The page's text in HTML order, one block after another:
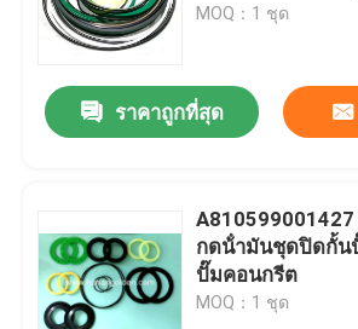
MOQ：1 ชุด
ราคาถูกที่สุด
กดน้ํามันชุดปิดกั้น
ปั๊มคอนกรีต
MOQ：1 ชุด